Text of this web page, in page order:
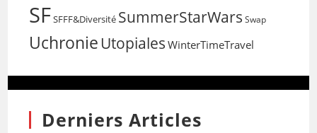
SFSFFF&Diversité SummerStarWars Swap
Uchronie Utopiales WinterTimeTravel
Derniers Articles